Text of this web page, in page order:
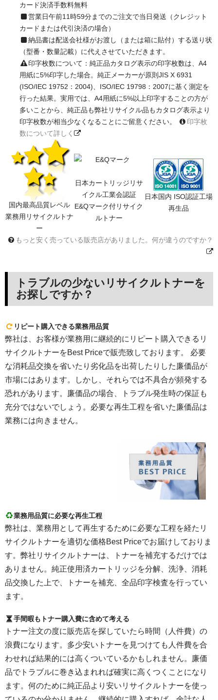
カード決済手数料無料
営業日午前11時59分までのご注文で当日発送（クレジット
カードまたは代引決済の場合）
納品書は配送会社様がお渡し（または箱に貼付）する送り状
（型番・数量記載）に代えさせていただきます。
印字枚数について：純正品カタログ表示の印字枚数は、A4
用紙に5%印字した場合。純正メーカーが原則JIS X 6931
(ISO/IEC 19752：2004)、ISO/IEC 19798：2007に基く測定を
行った結果。実用では、A4用紙に5%以上印字することの方が
多いことから、純正品も弊社リサイクル品もカタログ表示より
印字枚数が相当少なくなることにご留意ください。
印字枚
数について詳しく
国内最高品質レベル
業務用リサイクルトナ
ー
日本カートリッジリサ
イクル工業会認証
E&Qマーク付リサイク
ルトナー
日本国内 ISO認証工場
再生品
もっと安く売っている販売店がありました。何が違うのですか？
トラブルの少ないリサイクルトナーを
お探しですか？
リピート購入できる業務用品質
弊社は、お客様が業務用に継続的にリピート購入できるリ
サイクルトナーをBest Priceで販売致しております。 必要
な消耗品交換を省いたり劣化品を出荷したりした廉価品が
市場にはあります。しかし、それらでは不具合が頻発する
恐れがあります。廉価品の場合、トラブル発生時の保証も
充分ではないでしょう。必要な再生工程を省いた廉価品は
業務には向きません。
業務用品質に必要な再生工程
弊社は、業務用として再生するために必要な工程を経たリ
サイクルトナーを適切な価格Best Priceでお届けしておりま
す。弊社リサイクルトナーは、トナーを補充するだけでは
ありません。純正使用済カートリッジを分解、洗浄、消耗
品交換した上で、トナーを補充、全品印字検査を行ってい
ます。
手間暇もトナー購入費に含めて考える
トナー注文の度に販売店を探していたら時間（人件費）の
浪費になります。多少安いトナーを見つけても人件費を合
わせれば結果的には高くついているかもしれません。廉価
品でトラブルに巻き込まれれば確実に高くつくことになり
ます。何のために純正品より安いリサイクルトナーを使っ